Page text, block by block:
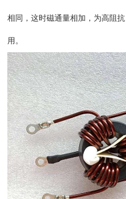
相同，这时磁通量相加，为高阻
用。